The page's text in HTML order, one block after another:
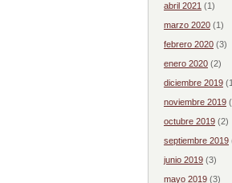
abril 2021 (1)
marzo 2020 (1)
febrero 2020 (3)
enero 2020 (2)
diciembre 2019
noviembre 2019
octubre 2019 (2)
septiembre 2019
junio 2019 (3)
mayo 2019 (3)